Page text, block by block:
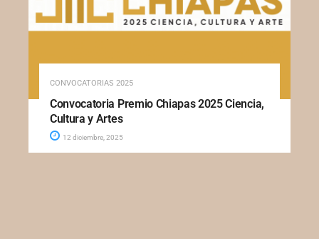
CONVOCATORIAS 2025
Convocatoria Premio Chiapas 2025 Ciencia,
Cultura y Artes
12 diciembre, 2025